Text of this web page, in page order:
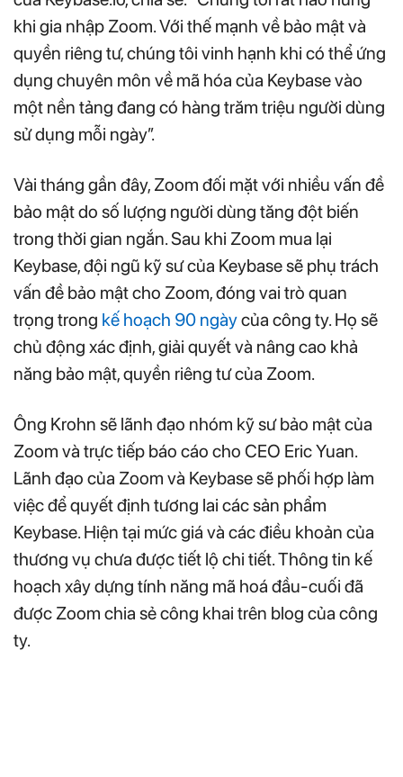
khi gia nhập Zoom. Với thế mạnh về bảo mật và
quyền riêng tư, chúng tôi vinh hạnh khi có thể ứng
dụng chuyên môn về mã hóa của Keybase vào
một nền tảng đang có hàng trăm triệu người dùng
sử dụng mỗi ngày”.
Vài tháng gần đây, Zoom đối mặt với nhiều vấn đề
bảo mật do số lượng người dùng tăng đột biến
trong thời gian ngắn. Sau khi Zoom mua lại
Keybase, đội ngũ kỹ sư của Keybase sẽ phụ trách
vấn đề bảo mật cho Zoom, đóng vai trò quan
trọng trong kế hoạch 90 ngàycủa công ty. Họ sẽ
chủ động xác định, giải quyết và nâng cao khả
năng bảo mật, quyền riêng tư của Zoom.
Ông Krohn sẽ lãnh đạo nhóm kỹ sư bảo mật của
Zoom và trực tiếp báo cáo cho CEO Eric Yuan.
Lãnh đạo của Zoom và Keybase sẽ phối hợp làm
việc để quyết định tương lai các sản phẩm
Keybase. Hiện tại mức giá và các điều khoản của
thương vụ chưa được tiết lộ chi tiết. Thông tin kế
hoạch xây dựng tính năng mã hoá đầu-cuối đã
được Zoom chia sẻ công khai trên blog của công
ty.